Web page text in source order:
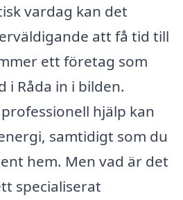
vardag kan det
att få tid till
ett företag som
i Råda in i bilden.
hjälp kan
samtidigt som du
hem. Men vad är det
specialiserat